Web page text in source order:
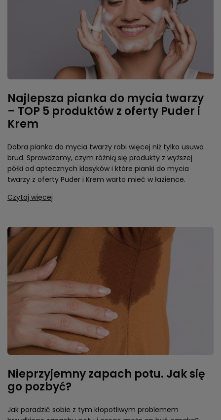
Najlepsza pianka do mycia twarzy
– TOP 5 produktów z oferty Puder i
Krem
Dobra pianka do mycia twarzy robi więcej niż tylko usuwa
brud. Sprawdzamy, czym różnią się produkty z wyższej
półki od aptecznych klasyków i które pianki do mycia
twarzy z oferty Puder i Krem warto mieć w łazience.
Czytaj więcej
Nieprzyjemny zapach potu. Jak się
go pozbyć?
Jak poradzić sobie z tym kłopotliwym problemem